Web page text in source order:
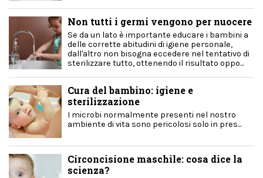
Non tutti i germi vengono per nuocere
Se da un lato è importante educare i bambini a
delle corrette abitudini di igiene personale,
dall'altro non bisogna eccedere nel tentativo di
sterilizzare tutto, ottenendo il risultato oppo...
Cura del bambino: igiene e
sterilizzazione
I microbi normalmente presenti nel nostro
ambiente di vita sono pericolosi solo in pres...
Circoncisione maschile: cosa dice la
scienza?